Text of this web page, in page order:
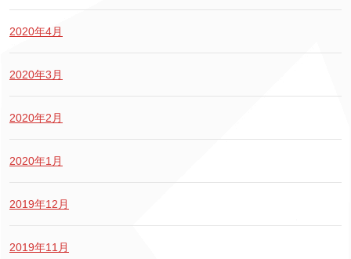
2020年4月
2020年3月
2020年2月
2020年1月
2019年12月
2019年11月